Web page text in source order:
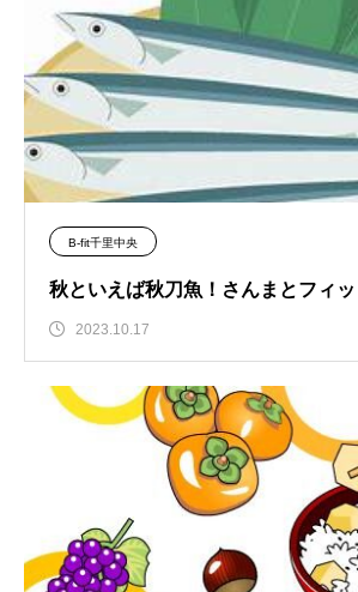
B-fit千里中央
秋といえば秋刀魚！さんまとフィ
2023.10.17